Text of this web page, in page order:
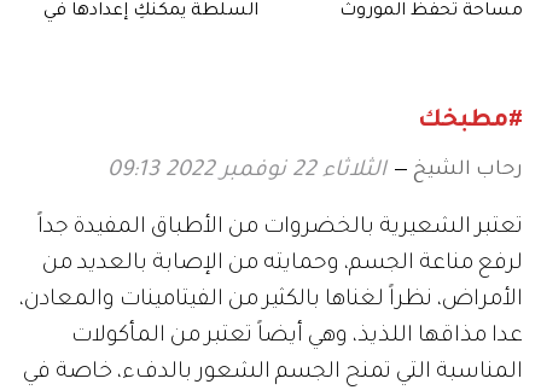
مساحة تحفظ الموروث
السلطة يمكنكِ إعدادها في
#مطبخك
رحاب الشيخ الثلاثاء 22 نوفمبر 2022 09:13
تعتبر الشعيرية بالخضروات من الأطباق المفيدة جداً
لرفع مناعة الجسم، وحمايته من الإصابة بالعديد من
الأمراض، نظراً لغناها بالكثير من الفيتامينات والمعادن،
عدا مذاقها اللذيذ، وهي أيضاً تعتبر من المأكولات
المناسبة التي تمنح الجسم الشعور بالدفء، خاصة في